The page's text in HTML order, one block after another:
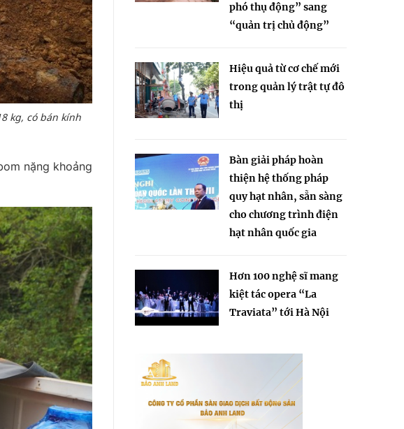
kg, có bán kính
nặng khoảng
phó thụ động” sang
“quản trị chủ động”
Hiệu quả từ cơ chế mới
trong quản lý trật tự đô
thị
Bàn giải pháp hoàn
thiện hệ thống pháp
quy hạt nhân, sẵn sàng
cho chương trình điện
hạt nhân quốc gia
Hơn 100 nghệ sĩ mang
kiệt tác opera “La
Traviata” tới Hà Nội